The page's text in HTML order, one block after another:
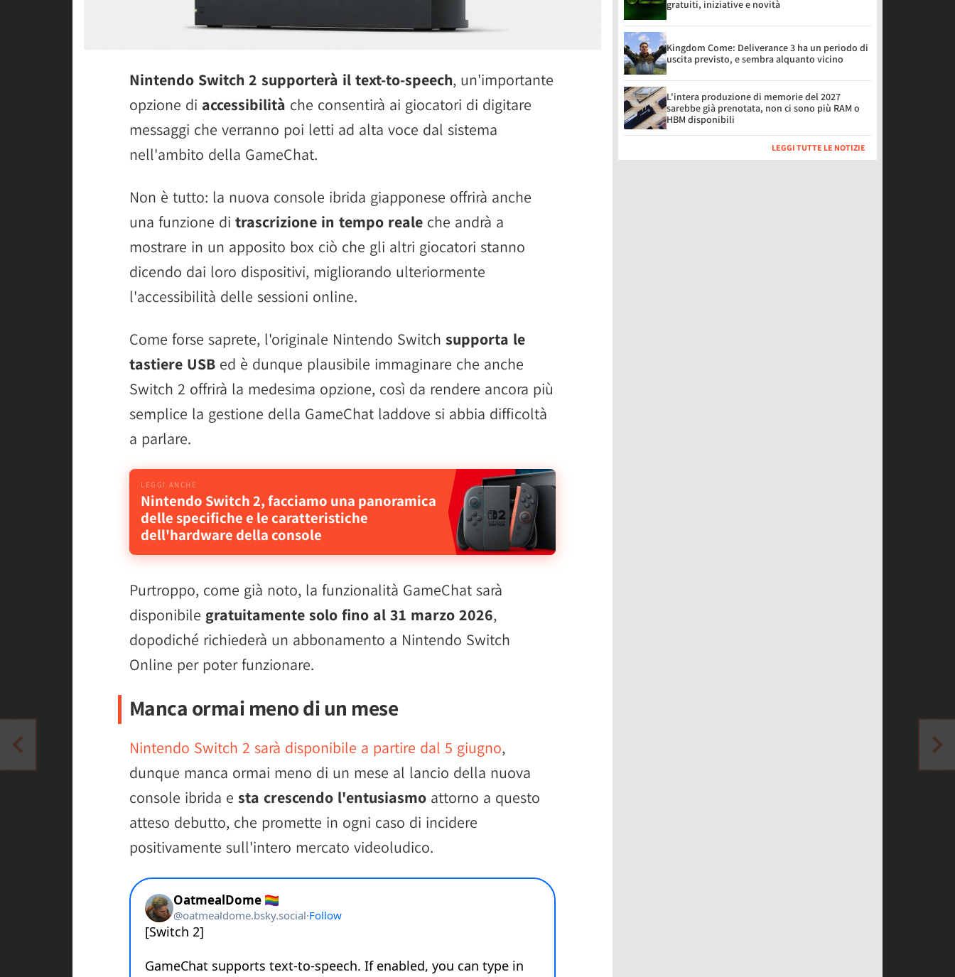
Nintendo Switch 2 supporterà il text-to-speech, un'importante
opzione di accessibilità che consentirà ai giocatori di digitare
messaggi che verranno poi letti ad alta voce dal sistema
nell'ambito della GameChat.
Non è tutto: la nuova console ibrida giapponese offrirà anche
una funzione di trascrizione in tempo reale che andrà a
mostrare in un apposito box ciò che gli altri giocatori stanno
dicendo dai loro dispositivi, migliorando ulteriormente
l'accessibilità delle sessioni online.
Come forse saprete, l'originale Nintendo Switch supporta le
tastiere USB ed è dunque plausibile immaginare che anche
Switch 2 offrirà la medesima opzione, così da rendere ancora più
semplice la gestione della GameChat laddove si abbia difficoltà
a parlare.
Nintendo Switch 2, facciamo una panoramica
delle specifiche e le caratteristiche
dell'hardware della console
Purtroppo, come già noto, la funzionalità GameChat sarà
disponibile gratuitamente solo fino al 31 marzo 2026,
dopodiché richiederà un abbonamento a Nintendo Switch
Online per poter funzionare.
Manca ormai meno di un mese
Nintendo Switch 2 sarà disponibile a partire dal 5 giugno,
dunque manca ormai meno di un mese al lancio della nuova
console ibrida e sta crescendo l'entusiasmo attorno a questo
atteso debutto, che promette in ogni caso di incidere
positivamente sull'intero mercato videoludico.
gratuiti, iniziative e novità
Kingdom Come: Deliverance 3 ha un periodo di
uscita previsto, e sembra alquanto vicino
L'intera produzione di memorie del 2027
sarebbe già prenotata, non ci sono più RAM o
HBM disponibili
LEGGI TUTTE LE NOTIZIE